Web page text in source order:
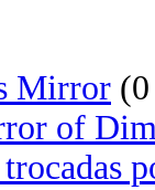
Mirror
of